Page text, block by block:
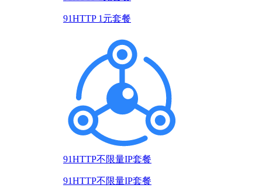
91HTTP 1元套餐
91HTTP不限量IP套餐
91HTTP不限量IP套餐